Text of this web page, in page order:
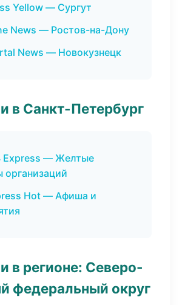
Yellow — Сургут
News — Ростов-на-Дону
News — Новокузнецк
в Санкт-Петербург
Express — Желтые
организаций
Hot — Афиша и
в регионе: Северо-
федеральный округ